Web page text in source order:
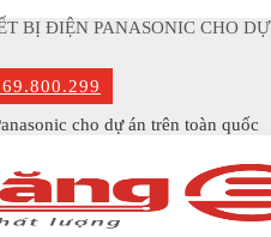
BỊ ĐIỆN PANASONIC CHO DỰ
cho dự án trên toàn quốc